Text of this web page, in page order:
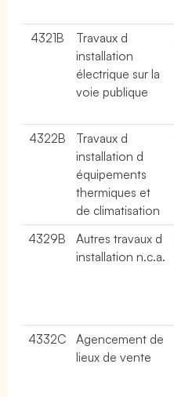
4321B
Travaux d
installation
électrique sur la
voie publique
4322B
Travaux d
installation d
équipements
thermiques et
de climatisation
4329B
Autres travaux d
installation n.c.a.
4332C
Agencement de
lieux de vente